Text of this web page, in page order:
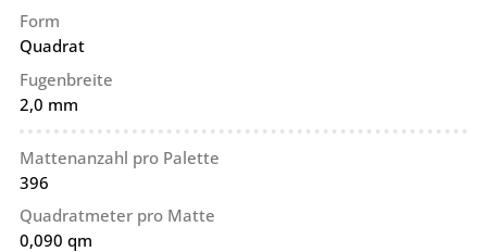
Form
Quadrat
Fugenbreite
2,0 mm
Mattenanzahl pro Palette
396
Quadratmeter pro Matte
0,090 qm